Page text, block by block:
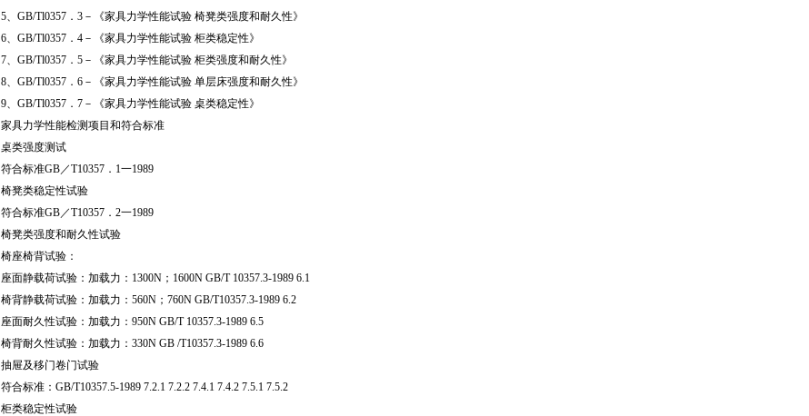
5、GB/Tl0357．3－《家具力学性能试验 椅凳类强度和耐久性》
6、GB/Tl0357．4－《家具力学性能试验 柜类稳定性》
7、GB/Tl0357．5－《家具力学性能试验 柜类强度和耐久性》
8、GB/Tl0357．6－《家具力学性能试验 单层床强度和耐久性》
9、GB/Tl0357．7－《家具力学性能试验 桌类稳定性》
家具力学性能检测项目和符合标准
桌类强度测试
符合标准GB／T10357．1一1989
椅凳类稳定性试验
符合标准GB／T10357．2一1989
椅凳类强度和耐久性试验
椅座椅背试验：
座面静载荷试验：加载力：1300N；1600N GB/T 10357.3-1989 6.1
椅背静载荷试验：加载力：560N；760N GB/T10357.3-1989 6.2
座面耐久性试验：加载力：950N GB/T 10357.3-1989 6.5
椅背耐久性试验：加载力：330N GB /T10357.3-1989 6.6
抽屉及移门卷门试验
符合标准：GB/T10357.5-1989 7.2.1 7.2.2 7.4.1 7.4.2 7.5.1 7.5.2
柜类稳定性试验